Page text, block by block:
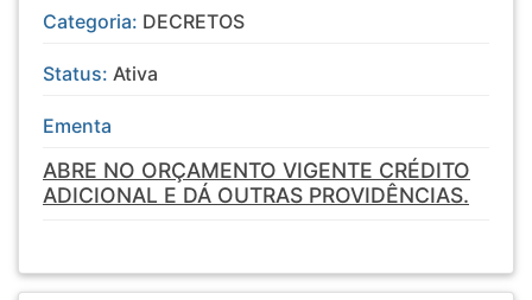
Categoria: DECRETOS
Status: Ativa
Ementa
ABRE NO ORÇAMENTO VIGENTE CRÉDITO
ADICIONAL E DÁ OUTRAS PROVIDÊNCIAS.